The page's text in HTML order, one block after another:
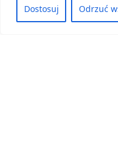
Dostosuj Odrzuć